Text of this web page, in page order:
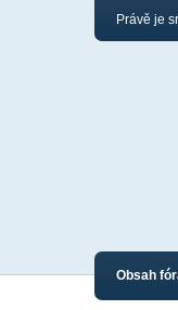
Právě je
Obsah